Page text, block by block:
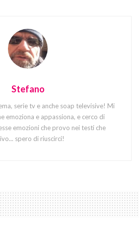
Stefano
serie tv e anche soap televisive! Mi
emoziona e appassiona, e cerco di
emozioni che provo nei testi che
spero di riuscirci!